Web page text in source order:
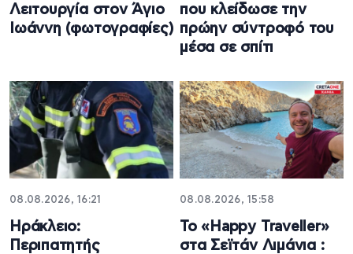
Λειτουργία στον Άγιο
Ιωάννη (φωτογραφίες)
που κλείδωσε την
πρώην σύντροφό του
μέσα σε σπίτι
08.08.2026, 16:21
Ηράκλειο:
Περιπατητής
08.08.2026, 15:58
Το «Happy Traveller»
στα Σεϊτάν Λιμάνια :